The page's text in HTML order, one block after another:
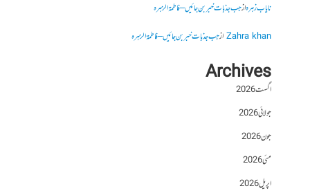
نایاب زہرہازجب جذبات خبر بن جائیں – فاطمۃالزہرہ
Zahra khanازجب جذبات خبر بن جائیں – فاطمۃالزہرہ
Archives
اگست 2026
جولائی 2026
جون 2026
مئی 2026
اپریل 2026